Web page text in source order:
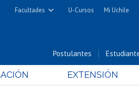
Facultades
Cs. Físicas y Matemáticas
Cs. Químicas y Farmacéuticas
U-Cursos Mi Uchile
Postulantes
EXTENSIÓN